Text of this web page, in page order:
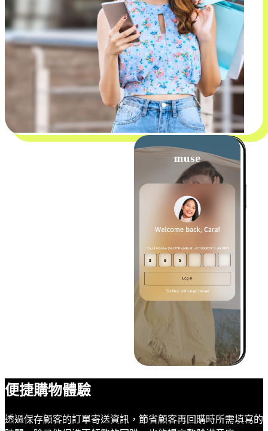
便捷購物體驗
透過保存顧客的訂單寄送資訊，節省顧客再回購時所需填寫的